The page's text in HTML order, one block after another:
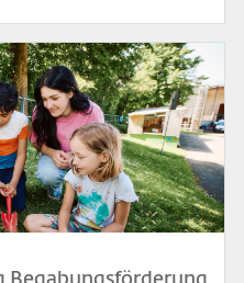
Begabungsförderung